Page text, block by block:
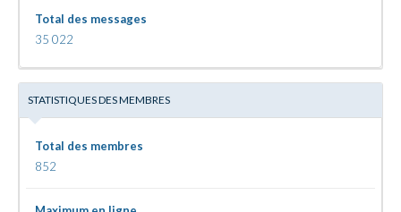
Total des messages
35 022
STATISTIQUES DES MEMBRES
Total des membres
852